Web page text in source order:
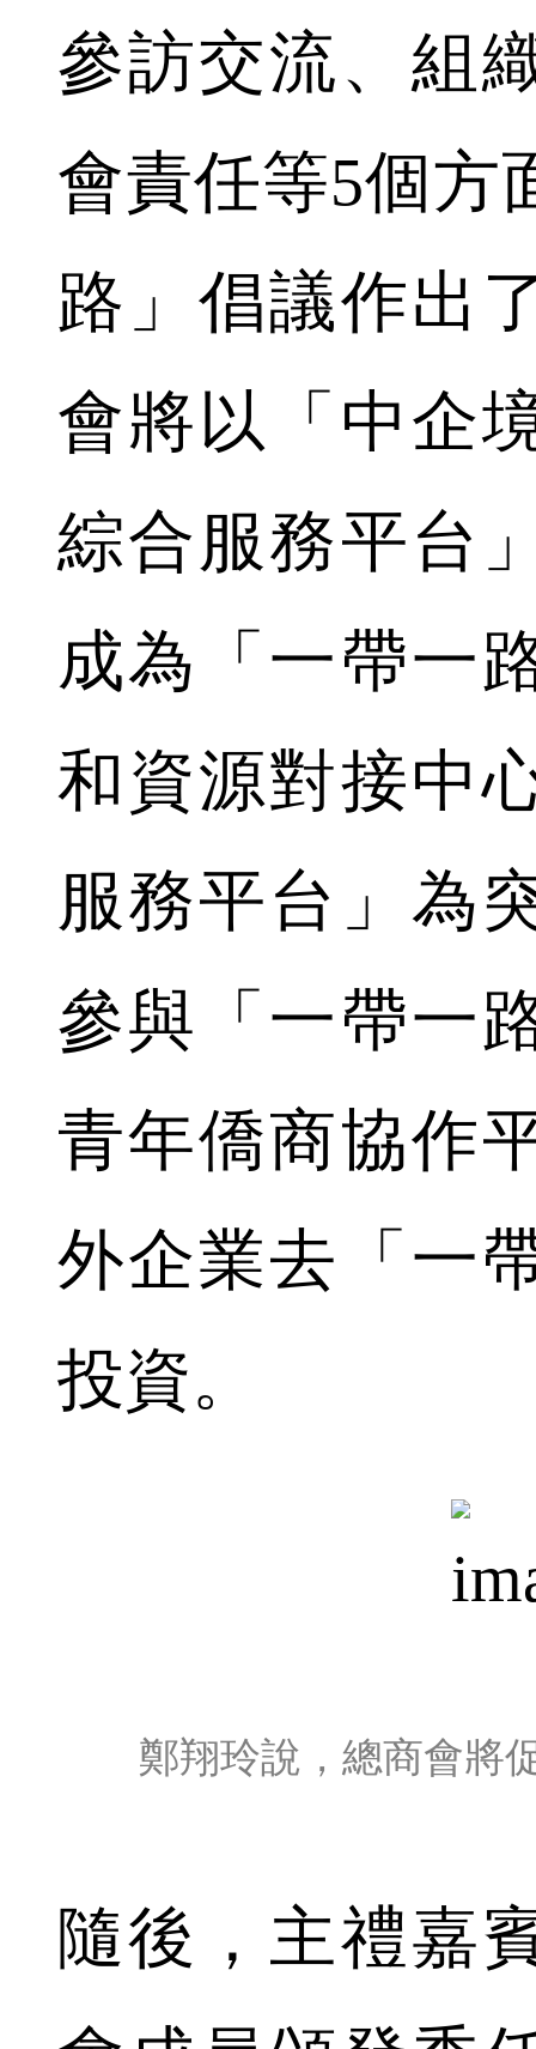
參訪交流、組
會責任等5個方
路」倡議作出
會將以「中企
綜合服務平台
成為「一帶一
和資源對接中
服務平台」為
參與「一帶一
青年僑商協作
外企業去「一
投資。
鄭翔玲說，總商會將
隨後，主禮嘉